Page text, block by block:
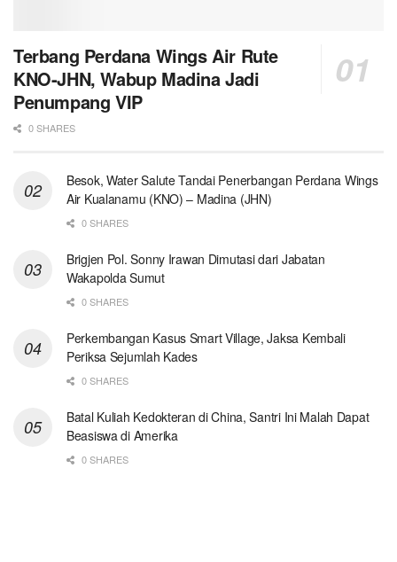
Terbang Perdana Wings Air Rute
KNO-JHN, Wabup Madina Jadi
Penumpang VIP
0 SHARES
Besok, Water Salute Tandai Penerbangan Perdana Wings
Air Kualanamu (KNO) – Madina (JHN)
0 SHARES
Brigjen Pol. Sonny Irawan Dimutasi dari Jabatan
Wakapolda Sumut
0 SHARES
Perkembangan Kasus Smart Village, Jaksa Kembali
Periksa Sejumlah Kades
0 SHARES
Batal Kuliah Kedokteran di China, Santri Ini Malah Dapat
Beasiswa di Amerika
0 SHARES